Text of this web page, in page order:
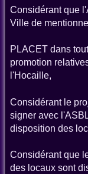
Considérant que
Ville de
PLACET dans
promotion
l'Hocaille,
Considérant le
signer avec
disposition des
Considérant que
des locaux sont